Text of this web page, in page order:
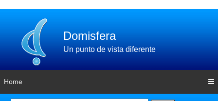
Domisfera
Un punto de vista diferente
Home